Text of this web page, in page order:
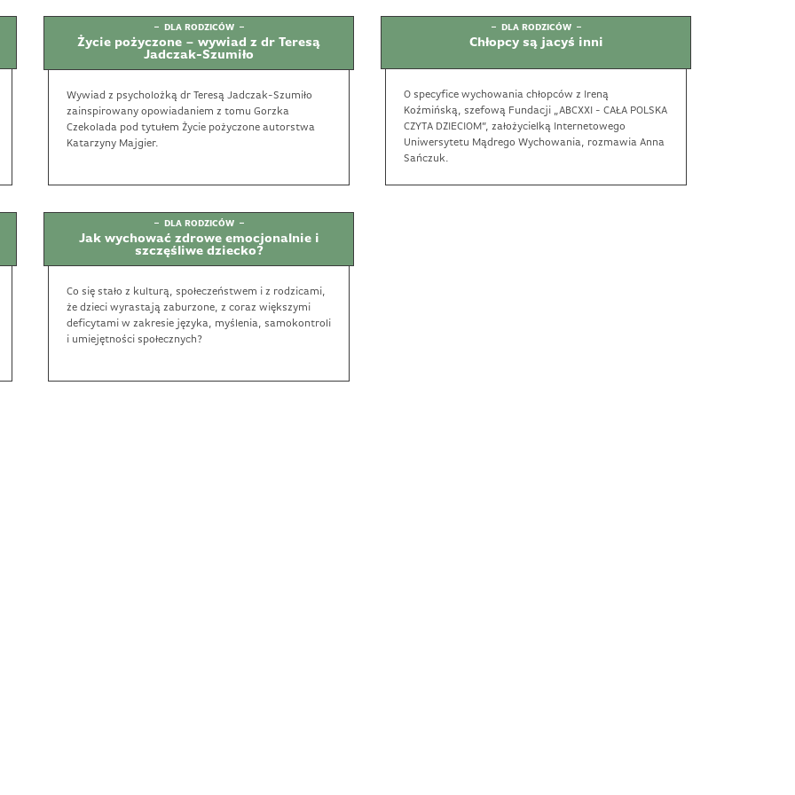
DLA RODZICÓW
Życie pożyczone – wywiad z dr Teresą
Jadczak-Szumiło
Wywiad z psycholożką dr Teresą Jadczak-Szumiło
zainspirowany opowiadaniem z tomu Gorzka
Czekolada pod tytułem Życie pożyczone autorstwa
Katarzyny Majgier.
DLA RODZICÓW
Chłopcy są jacyś inni
O specyfice wychowania chłopców z Ireną
Koźmińską, szefową Fundacji „ABCXXI - CAŁA POLSKA
CZYTA DZIECIOM”, założycielką Internetowego
Uniwersytetu Mądrego Wychowania, rozmawia Anna
Sańczuk.
DLA RODZICÓW
Jak wychować zdrowe emocjonalnie i
szczęśliwe dziecko?
Co się stało z kulturą, społeczeństwem i z rodzicami,
że dzieci wyrastają zaburzone, z coraz większymi
deficytami w zakresie języka, myślenia, samokontroli
i umiejętności społecznych?